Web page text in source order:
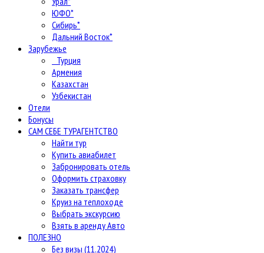
ЮФО*
Сибирь*
Дальний Восток*
Зарубежье
Турция
Армения
Казахстан
Узбекистан
Отели
Бонусы
САМ СЕБЕ ТУРАГЕНТСТВО
Найти тур
Купить авиабилет
Забронировать отель
Оформить страховку
Заказать трансфер
Круиз на теплоходе
Выбрать экскурсию
Взять в аренду Авто
ПОЛЕЗНО
Без визы (11.2024)